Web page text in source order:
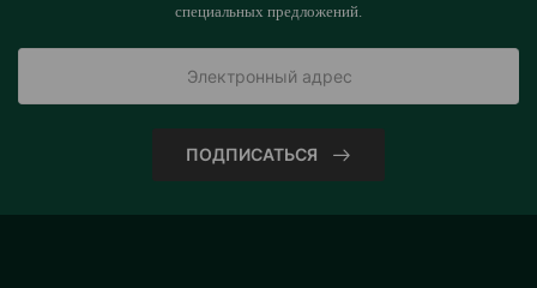
специальных предложений.
ПОДПИСАТЬСЯ